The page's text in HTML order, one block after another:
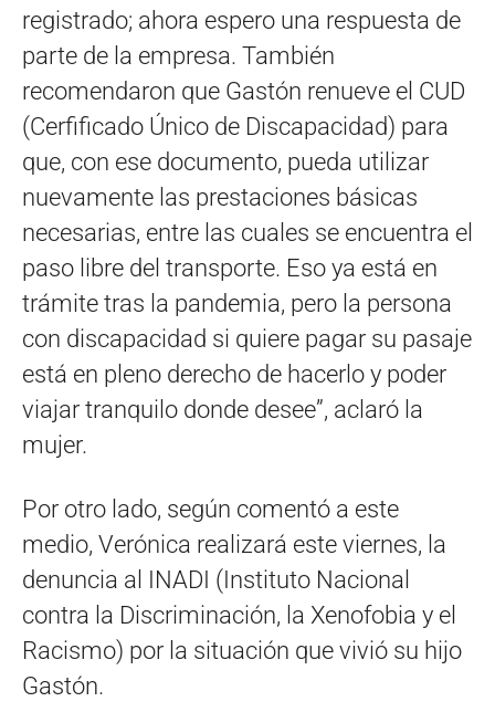
registrado; ahora espero una respuesta de
parte de la empresa. También
recomendaron que Gastón renueve el CUD
(Cerfificado Único de Discapacidad) para
que, con ese documento, pueda utilizar
nuevamente las prestaciones básicas
necesarias, entre las cuales se encuentra el
paso libre del transporte. Eso ya está en
trámite tras la pandemia, pero la persona
con discapacidad si quiere pagar su pasaje
está en pleno derecho de hacerlo y poder
viajar tranquilo donde desee”, aclaró la
mujer.
Por otro lado, según comentó a este
medio, Verónica realizará este viernes, la
denuncia al INADI (Instituto Nacional
contra la Discriminación, la Xenofobia y el
Racismo) por la situación que vivió su hijo
Gastón.